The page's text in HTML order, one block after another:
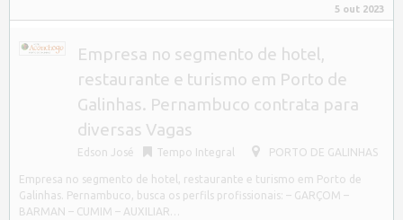
5 out 2023
Empresa no segmento de hotel,
restaurante e turismo em Porto de
Galinhas. Pernambuco contrata para
diversas Vagas
Edson José Tempo Integral PORTO DE GALINHAS
Empresa no segmento de hotel, restaurante e turismo em Porto de
Galinhas. Pernambuco, busca os perfils profissionais: – GARÇOM –
BARMAN – CUMIM – AUXILIAR…